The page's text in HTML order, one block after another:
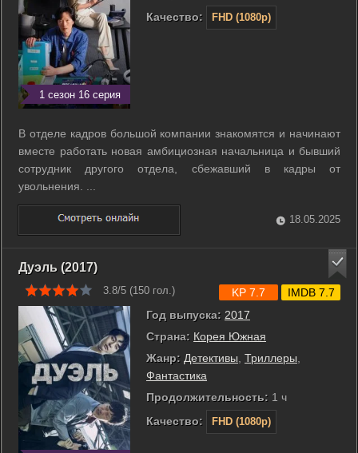
1 сезон 16 серия
Качество:
FHD (1080p)
В отделе кадров большой компании знакомятся и начинают
вместе работать новая амбициозная начальница и бывший
сотрудник другого отдела, сбежавший в кадры от
увольнения. ...
18.05.2025
Дуэль (2017)
3.8/5 (150 гол.)
Год выпуска: 2017
Страна: Корея Южная
Жанр: Детективы Триллеры
Фантастика
Продолжительность: 1 ч
Качество:
FHD (1080p)
KP 7.7 IMDB 7.7